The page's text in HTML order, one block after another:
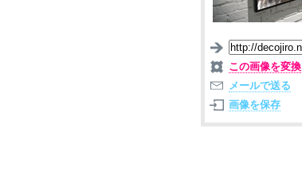
この画像を変換
メールで送る
画像を保存